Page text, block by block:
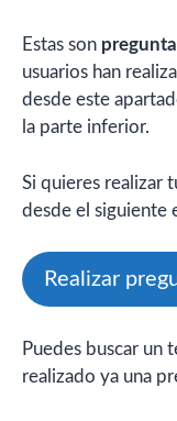
Estas son
usuarios han
desde este
la parte inferior.
Si quieres realizar
desde el siguiente
Realizar
Puedes buscar un
realizado ya una